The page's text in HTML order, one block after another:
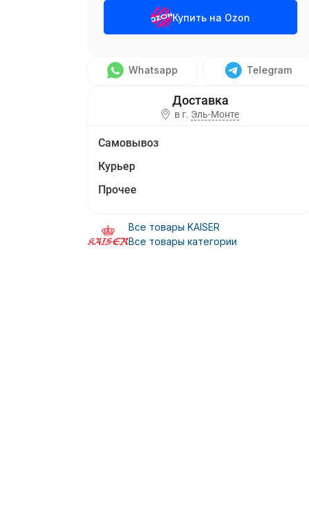
Купить на Ozon
Whatsapp Telegram
в г. Эль-Монте
Самовывоз
Курьер
Прочее
Все товары KAISER
Все товары категории